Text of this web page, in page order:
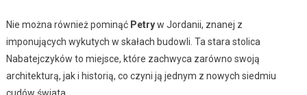
Nie można również pominąć Petryw Jordanii, znanej z
imponujących wykutych w skałach budowli. Ta stara stolica
Nabatejczyków to miejsce, które zachwyca zarówno swoją
architekturą, jak i historią, co czyni ją jednym z nowych siedmiu
cudów świata.